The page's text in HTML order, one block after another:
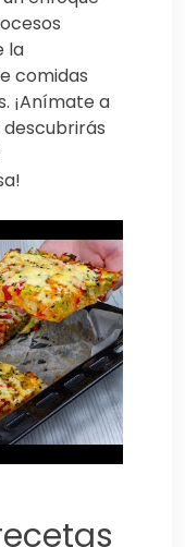
la
comidas
¡Anímate a